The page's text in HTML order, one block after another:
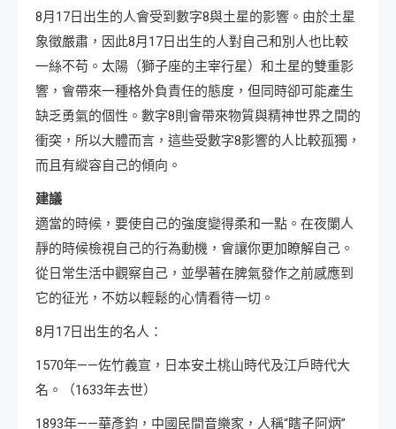
8月17日出生的人會受到數字8與土星的影響。由於土星
象徵嚴肅，因此8月17日出生的人對自己和別人也比較
一絲不苟。太陽（獅子座的主宰行星）和土星的雙重影
響，會帶來一種格外負責任的態度，但同時卻可能產生
缺乏勇氣的個性。數字8則會帶來物質與精神世界之間的
衝突，所以大體而言，這些受數字8影響的人比較孤獨，
而且有縱容自己的傾向。
建議
適當的時候，要使自己的強度變得柔和一點。在夜闌人
靜的時候檢視自己的行為動機，會讓你更加瞭解自己。
從日常生活中觀察自己，並學著在脾氣發作之前感應到
它的征光，不妨以輕鬆的心情看待一切。
8月17日出生的名人：
1570年——佐竹義宣，日本安土桃山時代及江戶時代大
名。（1633年去世）
1893年——華彥鈞，中國民間音樂家，人稱“瞎子阿炳”